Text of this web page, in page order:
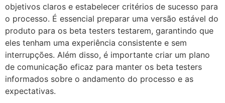
objetivos claros e estabelecer critérios de sucesso para
o processo. É essencial preparar uma versão estável do
produto para os beta testers testarem, garantindo que
eles tenham uma experiência consistente e sem
interrupções. Além disso, é importante criar um plano
de comunicação eficaz para manter os beta testers
informados sobre o andamento do processo e as
expectativas.